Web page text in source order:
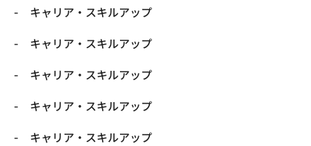
キャリア・スキルアップ
キャリア・スキルアップ
キャリア・スキルアップ
キャリア・スキルアップ
キャリア・スキルアップ